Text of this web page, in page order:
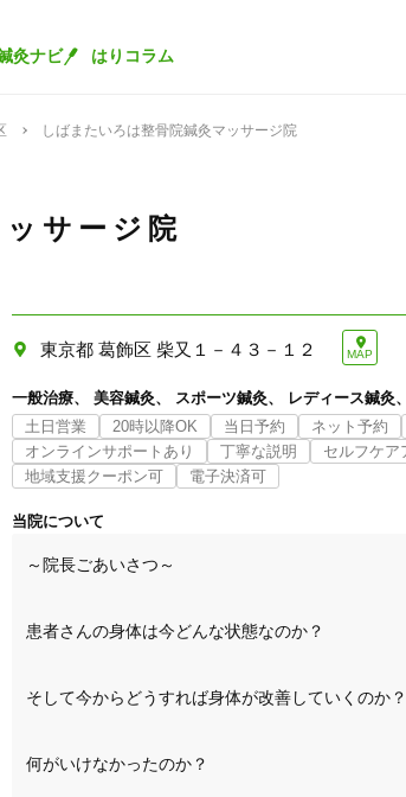
灸ナビ はりコラム
しばまたいろは整骨院鍼灸マッサージ院
サージ院
東京都 葛飾区 柴又１－４３－１２ MAP
一般治療 美容鍼灸 スポーツ鍼灸 レディース鍼灸
土日営業
20時以降OK 当日予約 ネット予約
オンラインサポートあり
丁寧な説明 セルフケア
地域支援クーポン可
電子決済可
当院について
～院長ごあいさつ～
患者さんの身体は今どんな状態なのか？
そして今からどうすれば身体が改善していくのか？
何がいけなかったのか？